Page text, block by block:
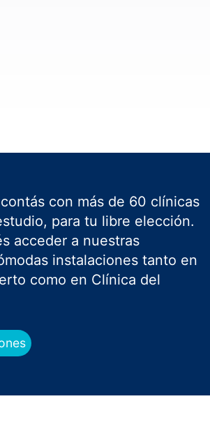
contás con más de 60 clínicas
para tu libre elección.
acceder a nuestras
instalaciones tanto en
como en Clínica del